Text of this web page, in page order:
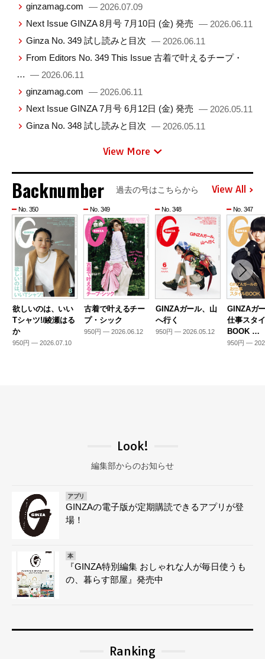
ginzamag.com — 2026.07.09
Next Issue GINZA 8月号 7月10日 (金) 発売 — 2026.06.11
Ginza No. 349 試し読みと目次 — 2026.06.11
From Editors No. 349 This Issue 古着で叶えるチープ・
… — 2026.06.11
ginzamag.com — 2026.06.11
Next Issue GINZA 7月号 6月12日 (金) 発売 — 2026.05.11
Ginza No. 348 試し読みと目次 — 2026.05.11
View More
Backnumber 過去の号はこちらから View All
No. 350
欲しいのは、いい
Tシャツ!/綾瀬はる
か
950円 — 2026.07.10
No. 349
古着で叶えるチー
プ・シック
950円 — 2026.06.12
No. 348
GINZAガール、山
へ行く
950円 — 2026.05.12
No. 347
GINZAガ
仕事スタ
BOOK …
950円 —
Look!
編集部からのお知らせ
アプリ
GINZAの電子版が定期購読できるアプリが登
場！
本
『GINZA特別編集 おしゃれな人が毎日使うも
の、暮らす部屋』発売中
Ranking